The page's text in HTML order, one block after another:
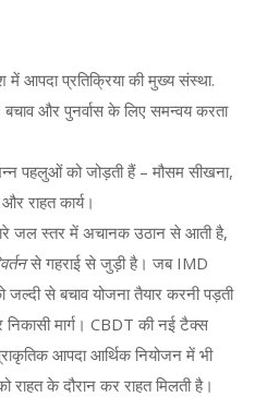
में आपदा प्रतिक्रिया की मुख्य संस्था.
बचाव और पुनर्वास के लिए समन्वय करता
पहलुओं को जोड़ती हैं – मौसम सीखना,
राहत कार्य।
जल स्तर में अचानक उठान से आती है,
से गहराई से जुड़ी है। जब IMD
जल्दी से बचाव योजना तैयार करनी पड़ती
मार्ग। CBDT की नई टैक्स
आपदा आर्थिक नियोजन में भी
राहत के दौरान कर राहत मिलती है।